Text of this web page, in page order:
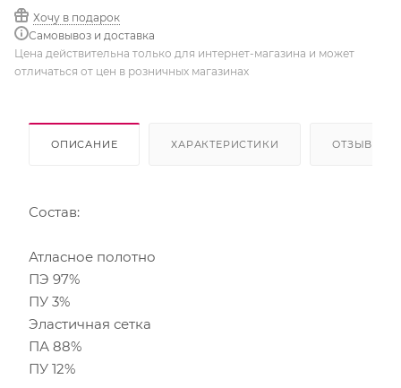
Хочу в подарок
Самовывоз и доставка
Цена действительна только для интернет-магазина и может
отличаться от цен в розничных магазинах
ОПИСАНИЕ ХАРАКТЕРИСТИКИ ОТЗЫВЫ
Состав:
Атласное полотно
ПЭ 97%
ПУ 3%
Эластичная сетка
ПА 88%
ПУ 12%